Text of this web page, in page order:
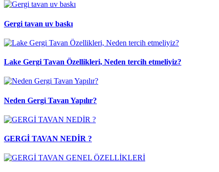
Gergi tavan uv baskı
Lake Gergi Tavan Özellikleri, Neden tercih etmeliyiz?
Neden Gergi Tavan Yapılır?
GERGİ TAVAN NEDİR ?